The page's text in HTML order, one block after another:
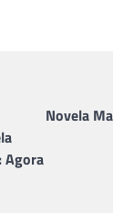
Agora
Novela